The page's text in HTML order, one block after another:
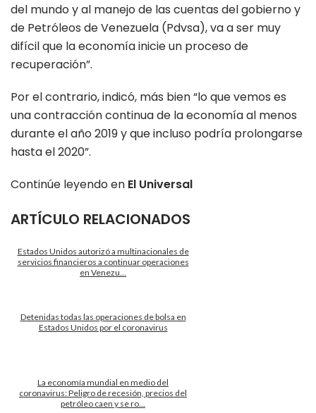
del mundo y al manejo de las cuentas del gobierno y
de Petróleos de Venezuela (Pdvsa), va a ser muy
difícil que la economía inicie un proceso de
recuperación”.
Por el contrario, indicó, más bien “lo que vemos es
una contracción continua de la economía al menos
durante el año 2019 y que incluso podría prolongarse
hasta el 2020”.
Continúe leyendo en El Universal
ARTÍCULO RELACIONADOS
Estados Unidos autorizó a multinacionales de
servicios financieros a continuar operaciones
en Venezu...
Detenidas todas las operaciones de bolsa en
Estados Unidos por el coronavirus
La economía mundial en medio del
coronavirus: Peligro de recesión, precios del
petróleo caen y se ro...